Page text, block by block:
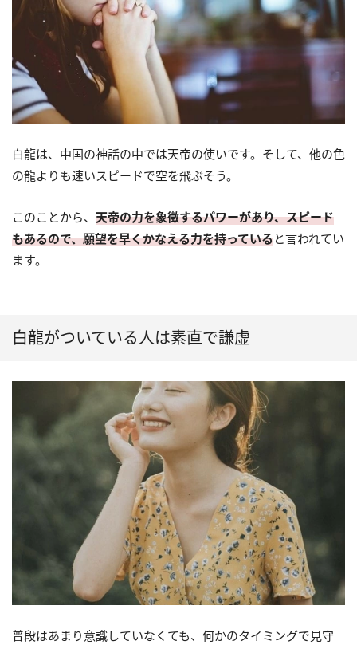
白龍は、中国の神話の中では天帝の使いです。そして、他の色
の龍よりも速いスピードで空を飛ぶそう。
このことから、 天帝の力を象徴するパワーがあり、スピード
もあるので、願望を早くかなえる力を持っていると言われてい
ます。
白龍がついている人は素直で謙虚
普段はあまり意識していなくても、何かのタイミングで見守